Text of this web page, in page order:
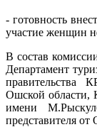
- готовность
участие женщин
В состав
Департамент
правительства
Ошской области,
имени
представителя